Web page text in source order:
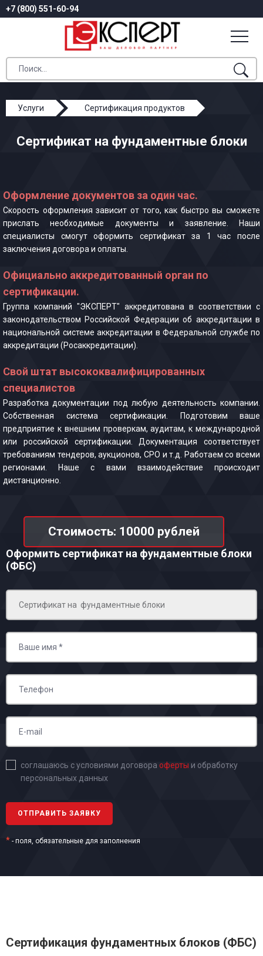
+7 (800) 551-60-94
Услуги
Сертификация продуктов
Сертификат на фундаментные блоки
Оформление документов за один час.
Скорость оформления зависит от того, как быстро вы сможете
прислать необходимые документы и заявление. Наши
специалисты смогут оформить сертификат за 1 час после
заключения договора и оплаты.
Официально аккредитованный орган по
сертификации.
Группа компаний "ЭКСПЕРТ" аккредитована в соответствии с
законодательством Российской Федерации об аккредитации в
национальной системе аккредитации в Федеральной службе по
аккредитации (Росаккредитации).
Свой штат высококвалифицированных
специалистов
Разработка документации под любую деятельность компании.
Собственная система сертификации. Подготовим ваше
предприятие к внешним проверкам, аудитам, к международной
или российской сертификации. Документация соответствует
требованиям тендеров, аукционов, СРО и т.д. Работаем со всеми
регионами. Наше с вами взаимодействие происходит
дистанционно.
Стоимость: 10000 рублей
Оформить сертификат на фундаментные блоки
(ФБС)
соглашаюсь с условиями договора оферты и обработку
персональных данных
* - поля, обязательные для заполнения
Сертификация фундаментных блоков (ФБС)